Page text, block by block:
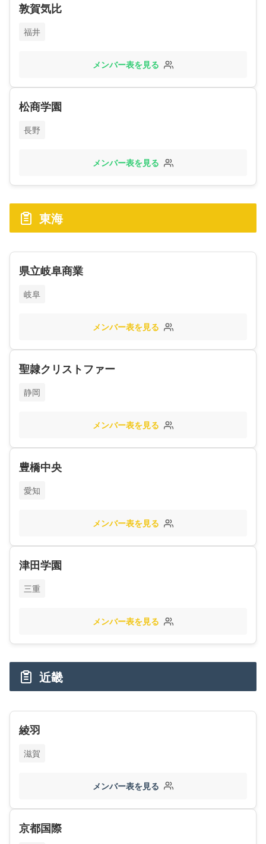
敦賀気比
福井
メンバー表を見る
松商学園
長野
メンバー表を見る
東海
県立岐阜商業
岐阜
メンバー表を見る
聖隷クリストファー
静岡
メンバー表を見る
豊橋中央
愛知
メンバー表を見る
津田学園
三重
メンバー表を見る
近畿
綾羽
滋賀
メンバー表を見る
京都国際